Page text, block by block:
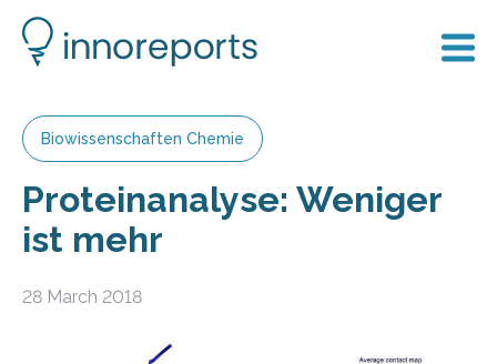
Biowissenschaften Chemie
Proteinanalyse: Weniger
ist mehr
28 March 2018